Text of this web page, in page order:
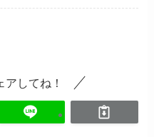
アしてね！